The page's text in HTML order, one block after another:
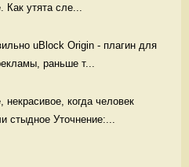
Как утята сле...
uBlock Origin - плагин для
раньше т...
когда человек
стыдное Уточнение:...